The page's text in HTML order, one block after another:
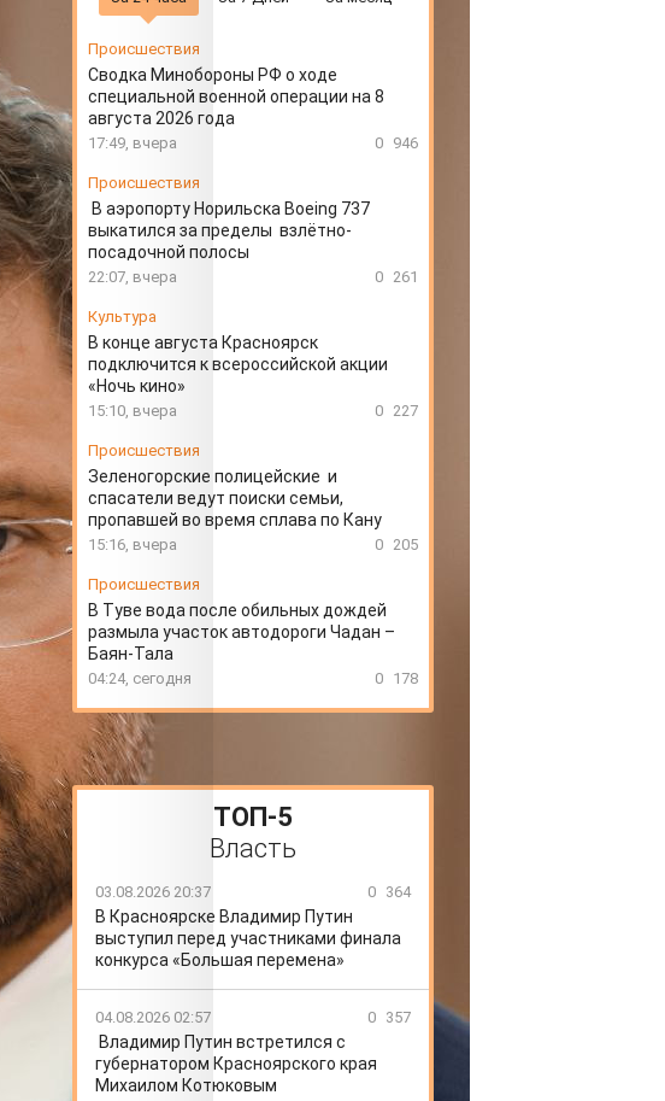
Происшествия
Сводка Минобороны РФ о ходе
специальной военной операции на 8
августа 2026 года
17:49, вчера 0 946
Происшествия
В аэропорту Норильска Boeing 737
выкатился за пределы взлётно-
посадочной полосы
22:07, вчера 0 261
Культура
В конце августа Красноярск
подключится к всероссийской акции
«Ночь кино»
15:10, вчера 0 227
Происшествия
Зеленогорские полицейские и
спасатели ведут поиски семьи,
пропавшей во время сплава по Кану
15:16, вчера 0 205
Происшествия
В Туве вода после обильных дождей
размыла участок автодороги Чадан –
Баян-Тала
04:24, сегодня 0 178
ТОП-5
Власть
03.08.2026 20:37 0 364
В Красноярске Владимир Путин
выступил перед участниками финала
конкурса «Большая перемена»
04.08.2026 02:57 0 357
Владимир Путин встретился с
губернатором Красноярского края
Михаилом Котюковым